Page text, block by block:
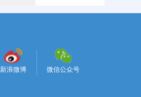
新浪微博 微信公众号